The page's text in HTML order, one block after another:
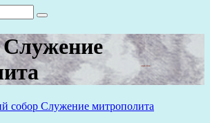
Служение
собор Служение митрополита